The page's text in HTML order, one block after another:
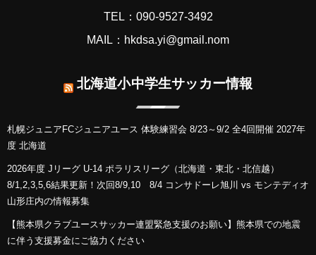
TEL：090-9527-3492
MAIL：hkdsa.yi@gmail.nom
北海道小中学生サッカー情報
札幌ジュニアFCジュニアユース 体験練習会 8/23～9/2 全4回開催 2027年
度 北海道
2026年度 Jリーグ U-14 ポラリスリーグ（北海道・東北・北信越）
8/1,2,3,5,6結果更新！次回8/9,10 8/4 コンサドーレ旭川 vs モンテディオ
山形庄内の情報募集
【熊本県クラブユースサッカー連盟緊急支援のお願い】熊本県での地震
に伴う支援募金にご協力ください